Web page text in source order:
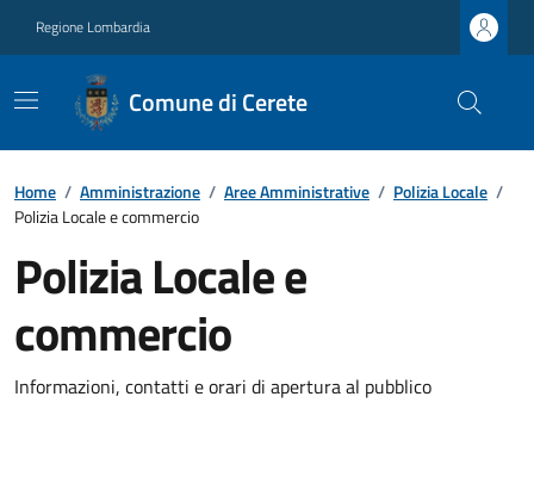
Regione Lombardia
Comune di Cerete
Home / Amministrazione / Aree Amministrative / Polizia Locale /
Polizia Locale e commercio
Polizia Locale e
commercio
Informazioni, contatti e orari di apertura al pubblico